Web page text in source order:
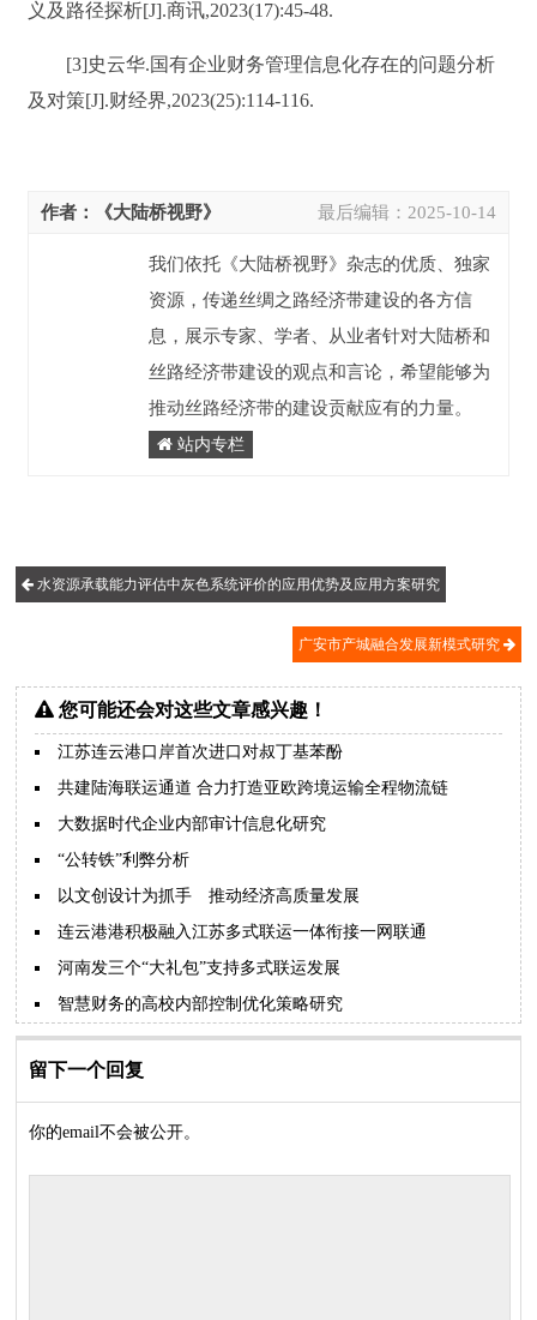
义及路径探析[J].商讯,2023(17):45-48.
[3]史云华.国有企业财务管理信息化存在的问题分析
及对策[J].财经界,2023(25):114-116.
最后编辑： 2025-10-14
作者：《大陆桥视野》
我们依托《大陆桥视野》杂志的优质、独家
资源，传递丝绸之路经济带建设的各方信
息，展示专家、学者、从业者针对大陆桥和
丝路经济带建设的观点和言论，希望能够为
推动丝路经济带的建设贡献应有的力量。
站内专栏
水资源承载能力评估中灰色系统评价的应用优势及应用方案研究
广安市产城融合发展新模式研究
您可能还会对这些文章感兴趣！
江苏连云港口岸首次进口对叔丁基苯酚
共建陆海联运通道 合力打造亚欧跨境运输全程物流链
大数据时代企业内部审计信息化研究
“公转铁”利弊分析
以文创设计为抓手 推动经济高质量发展
连云港港积极融入江苏多式联运一体衔接一网联通
河南发三个“大礼包”支持多式联运发展
智慧财务的高校内部控制优化策略研究
留下一个回复
你的email不会被公开。